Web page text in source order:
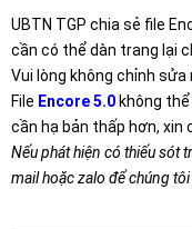
UBTN TGP chia sẻ file
cần có thể dàn trang lại
Vui lòng không chỉnh sửa
File Encore 5.0 không thể
cần hạ bản thấp hơn, xin
Nếu phát hiện có thiếu sót
mail hoặc zalo để chúng